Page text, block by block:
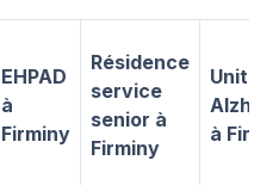
EHPAD
à
Firminy
Résidence
service
senior à
Firminy
Unité
à